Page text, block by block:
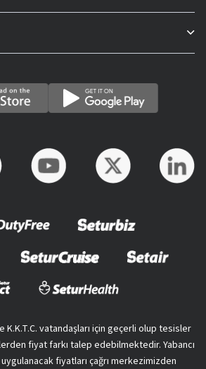
K.K.T.C. vatandaşları için geçerli olup tesisler
fiyat farkı talep edebilmektedir. Yabancı
fiyatları çağrı merkezimizden